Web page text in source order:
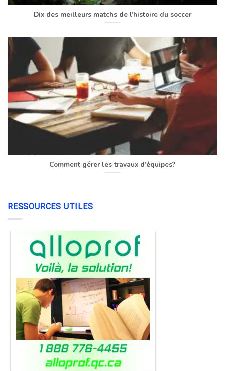
Dix des meilleurs matchs de l’histoire du soccer
Comment gérer les travaux d’équipes?
RESSOURCES UTILES